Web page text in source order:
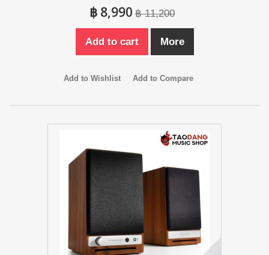
฿ 8,990 ฿ 11,200
Add to cart More
Add to Wishlist Add to Compare